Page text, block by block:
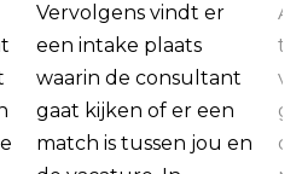
Vervolgens vindt er
een intake plaats
waarin de consultant
gaat kijken of er een
match is tussen jou en